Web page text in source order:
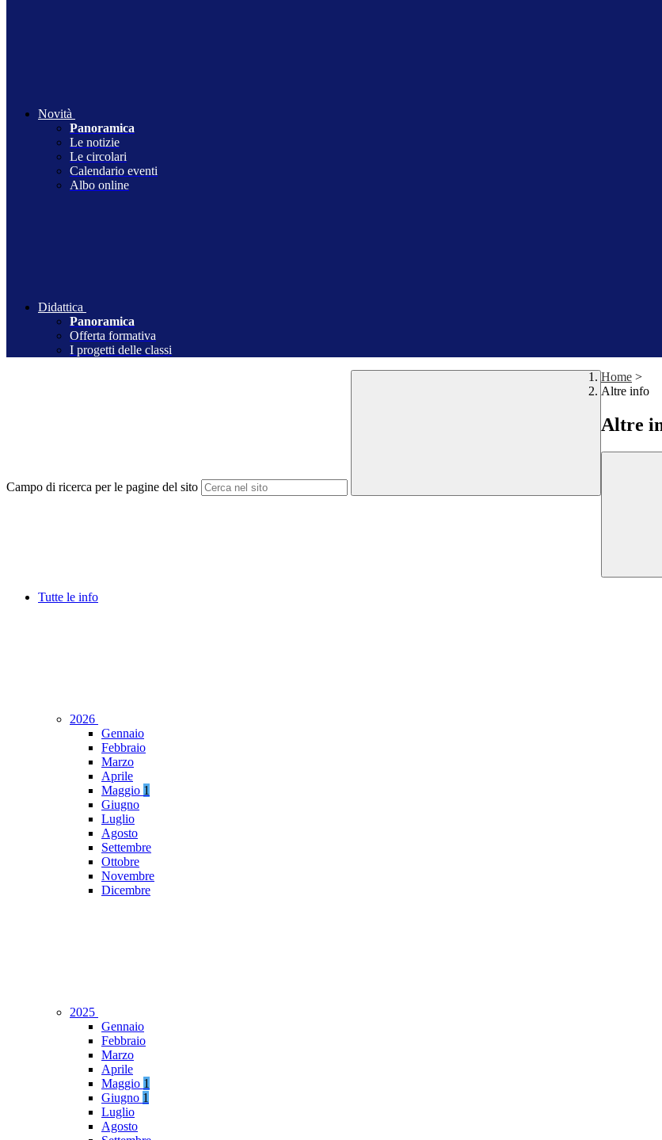
Novità
Panoramica
Le notizie
Le circolari
Calendario eventi
Albo online
Didattica
Panoramica
Offerta formativa
I progetti delle classi
Campo di ricerca per le pagine del sito
Home >
Altre info
Altre
Tutte le info
2026
Gennaio
Febbraio
Marzo
Aprile
Maggio 1
Giugno
Luglio
Agosto
Settembre
Ottobre
Novembre
Dicembre
2025
Gennaio
Febbraio
Marzo
Aprile
Maggio 1
Giugno 1
Luglio
Agosto